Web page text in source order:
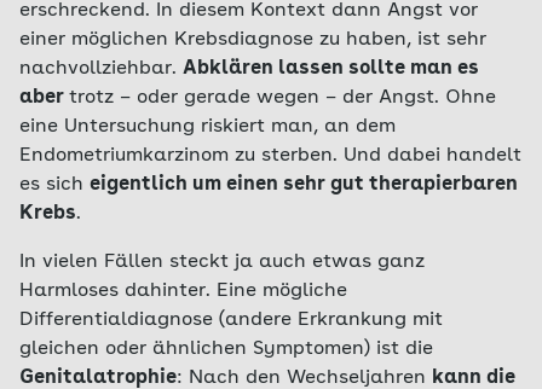
erschreckend. In diesem Kontext dann Angst vor
einer möglichen Krebsdiagnose zu haben, ist sehr
nachvollziehbar. Abklären lassen sollte man es
aber trotz – oder gerade wegen – der Angst. Ohne
eine Untersuchung riskiert man, an dem
Endometriumkarzinom zu sterben. Und dabei handelt
es sich eigentlich um einen sehr gut therapierbaren
Krebs.
In vielen Fällen steckt ja auch etwas ganz
Harmloses dahinter. Eine mögliche
Differentialdiagnose (andere Erkrankung mit
gleichen oder ähnlichen Symptomen) ist die
Genitalatrophie: Nach den Wechseljahren kann die